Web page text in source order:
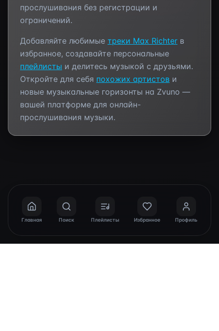
прослушивания без регистрации и
ограничений.
Добавляйте любимые треки Max Richter в
избранное, создавайте персональные
плейлисты и делитесь музыкой с друзьями.
Откройте для себя похожих артистов и
новые музыкальные горизонты на Zvuno —
вашей платформе для онлайн-
прослушивания музыки.
Главная Поиск Плейлисты Избранное Профиль